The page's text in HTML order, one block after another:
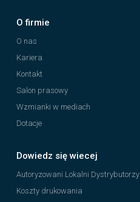
O firmie
O nas
Kariera
Kontakt
Salon prasowy
Wzmianki w mediach
Dotacje
Dowiedz się wiecej
Autoryzowani Lokalni Dystrybutorzy
Koszty drukowania